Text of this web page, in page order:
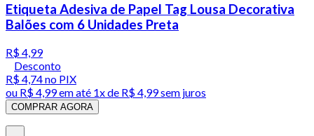
Etiqueta Adesiva de Papel Tag Lousa Decorativa
Balões com 6 Unidades Preta
R$ 4,99
Desconto
R$ 4,74no PIX
ou R$ 4,99em até 1x de R$ 4,99sem juros
COMPRAR AGORA